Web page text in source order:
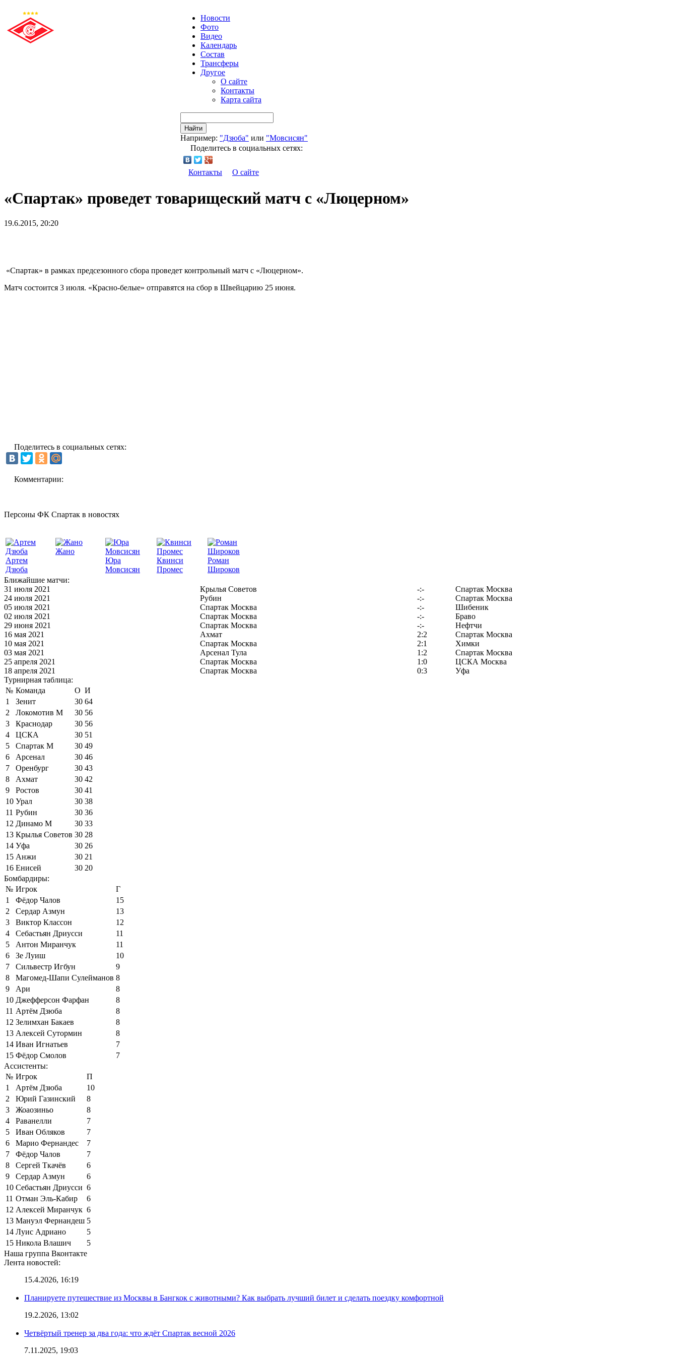
Новости
Фото
Видео
Календарь
Состав
Трансферы
Другое
О сайте
Контакты
Карта сайта
Найти
Например: "Дзюба" или "Мовсисян"
Поделитесь в социальных сетях:
Контакты О сайте
«Спартак» проведет товарищеский матч с «Люцерном»
19.6.2015, 20:20
«Спартак» в рамках предсезонного сбора проведет контрольный матч с «Люцерном».
Матч состоится 3 июля. «Красно-белые» отправятся на сбор в Швейцарию 25 июня.
Поделитесь в социальных сетях:
Комментарии:
Персоны ФК Спартак в новостях
Артем
Дзюба
Жано
Юра
Мовсисян
Квинси
Промес
Роман
Широков
Ближайшие матчи:
31 июля 2021
Крылья Советов -:-
Спартак Москва
24 июля 2021
Рубин -:-
Спартак Москва
05 июля 2021
Спартак Москва -:-
Шибеник
02 июля 2021
Спартак Москва -:-
Браво
29 июня 2021
Спартак Москва -:-
Нефтчи
16 мая 2021
Ахмат 2:2
Спартак Москва
10 мая 2021
Спартак Москва 2:1
Химки
03 мая 2021
Арсенал Тула 1:2
Спартак Москва
25 апреля 2021
Спартак Москва 1:0
ЦСКА Москва
18 апреля 2021
Спартак Москва 0:3
Уфа
Турнирная таблица:
№ Команда О И
1
Зенит 30 64
2
Локомотив М 30 56
3
Краснодар 30 56
4
ЦСКА 30 51
5
Спартак М 30 49
6
Арсенал 30 46
7
Оренбург 30 43
8
Ахмат 30 42
9
Ростов 30 41
10 Урал 30 38
11 Рубин 30 36
12 Динамо М 30 33
13 Крылья Советов 30 28
14 Уфа 30 26
15 Анжи 30 21
16 Енисей 30 20
Бомбардиры:
№ Игрок
Г
1
Фёдор Чалов
15
2
Сердар Азмун
13
3
Виктор Классон
12
4
Себастьян Дриусси
11
5
Антон Миранчук
11
6
Зе Луиш
10
7
Сильвестр Игбун
9
8
Магомед-Шапи Сулейманов 8
9
Ари
8
10 Джефферсон Фарфан
8
11 Артём Дзюба
8
12 Зелимхан Бакаев
8
13 Алексей Сутормин
8
14 Иван Игнатьев
7
15 Фёдор Смолов
7
Ассистенты:
№ Игрок
П
1
Артём Дзюба
10
2
Юрий Газинский
8
3
Жоаозиньо
8
4
Раванелли
7
5
Иван Обляков
7
6
Марио Фернандес
7
7
Фёдор Чалов
7
8
Сергей Ткачёв
6
9
Сердар Азмун
6
10 Себастьян Дриусси 6
11 Отман Эль-Кабир
6
12 Алексей Миранчук 6
13 Мануэл Фернандеш 5
14 Луис Адриано
5
15 Никола Влашич
5
Наша группа Вконтакте
Лента новостей:
15.4.2026, 16:19
Планируете путешествие из Москвы в Бангкок с животными? Как выбрать лучший билет и сделать поездку комфортной
19.2.2026, 13:02
Четвёртый тренер за два года: что ждёт Спартак весной 2026
7.11.2025, 19:03